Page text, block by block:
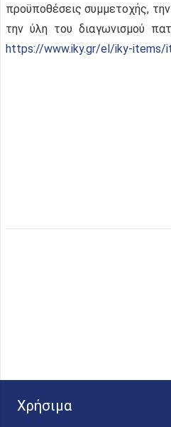
προϋποθέσεις συμμετοχής,
την ύλη του διαγωνισμού
https://www.iky.gr/el/iky-items/
Χρήσιμα